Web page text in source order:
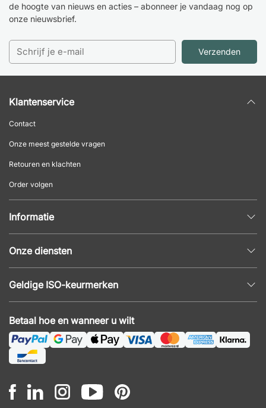
de hoogte van nieuws en acties – abonneer je vandaag nog op
onze nieuwsbrief.
Verzenden
Klantenservice
Contact
Onze meest gestelde vragen
Retouren en klachten
Order volgen
Informatie
Populaire pagina's
Onze diensten
Kantoormeubilair offerte
Montage
Betaal hoe en wanneer u wilt
Geldige ISO-keurmerken
ISO 14001
ISO 45001